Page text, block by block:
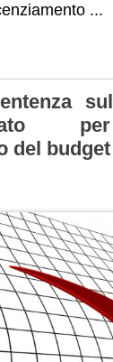
...
per
del budget